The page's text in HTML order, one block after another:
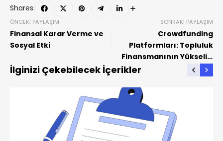
Shares:
ÖNCEKI PAYLAŞIM
Finansal Karar Verme ve
Sosyal Etki
SONRAKI PAYLAŞIM
Crowdfunding
Platformları: Topluluk
Finansmanının Yükselişi
ve Etkileri
İlginizi Çekebilecek İçerikler